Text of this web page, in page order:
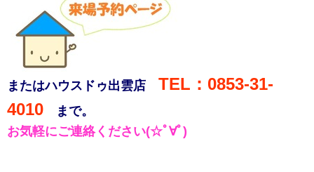
またはハウスドゥ出雲店 TEL：0853-31-
4010 まで。
お気軽にご連絡ください(☆ﾟ∀ﾟ)